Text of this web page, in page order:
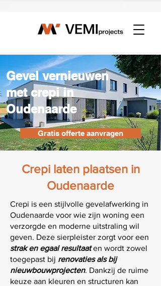
Gevel vernieuwen
met crepi in
Oudenaarde
Gratis offerte aanvragen
Crepi laten plaatsen in
Oudenaarde
Crepi is een stijlvolle gevelafwerking in
Oudenaarde voor wie zijn woning een
verzorgde en moderne uitstraling wil
geven. Deze sierpleister zorgt voor een
strak en egaal resultaaten wordt zowel
toegepast bij renovaties als bij
nieuwbouwprojecten. Dankzij de ruime
keuze aan kleuren en structuren kan